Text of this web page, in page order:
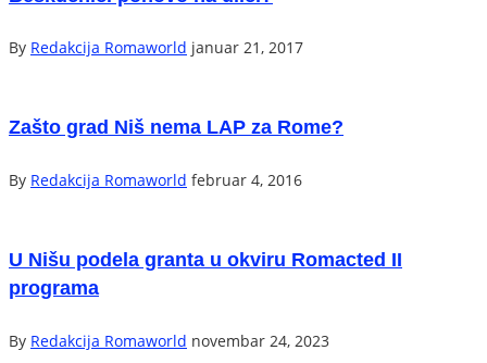
By Redakcija Romaworld januar 21, 2017
Zašto grad Niš nema LAP za Rome?
By Redakcija Romaworld februar 4, 2016
U Nišu podela granta u okviru Romacted II
programa
By Redakcija Romaworld novembar 24, 2023